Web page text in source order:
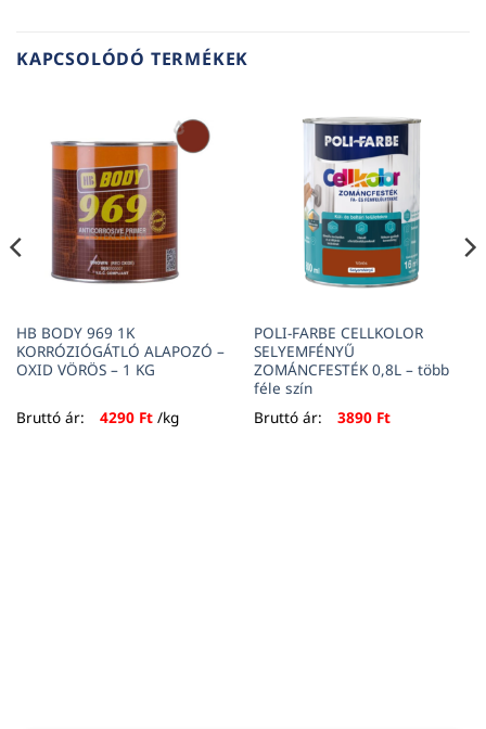
KAPCSOLÓDÓ TERMÉKEK
HB BODY 969 1K
KORRÓZIÓGÁTLÓ ALAPOZÓ –
OXID VÖRÖS – 1 KG
Bruttó ár: 4290 Ft/kg
POLI-FARBE CELLKOLOR
SELYEMFÉNYŰ
ZOMÁNCFESTÉK 0,8L – több
féle szín
Bruttó ár:
3890 Ft